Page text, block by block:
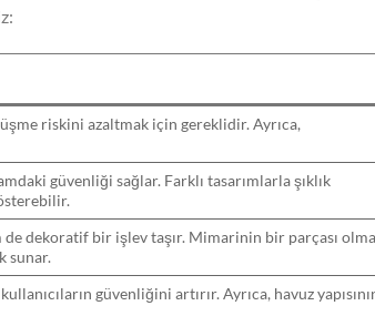
riskini azaltmak için gereklidir. Ayrıca,
güvenliği sağlar. Farklı tasarımlarla şıklık
dekoratif bir işlev taşır. Mimarinin bir parçası
sunar.
güvenliğini artırır. Ayrıca, havuz